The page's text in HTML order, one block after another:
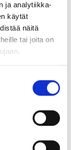
ja analytiikka-
käytät
näitä
tai joita on
tukikohdan
s-posti: